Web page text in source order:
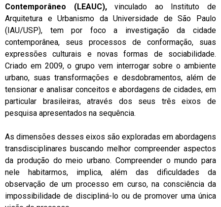
Contemporâneo (LEAUC),vinculado ao Instituto de
Arquitetura e Urbanismo da Universidade de São Paulo
(IAU/USP), tem por foco a investigação da cidade
contemporânea, seus processos de conformação, suas
expressões culturais e novas formas de sociabilidade.
Criado em 2009, o grupo vem interrogar sobre o ambiente
urbano, suas transformações e desdobramentos, além de
tensionar e analisar conceitos e abordagens de cidades, em
particular brasileiras, através dos seus três eixos de
pesquisa apresentados na sequência.
As dimensões desses eixos são exploradas em abordagens
transdisciplinares buscando melhor compreender aspectos
da produção do meio urbano. Compreender o mundo para
nele habitarmos, implica, além das dificuldades da
observação de um processo em curso, na consciência da
impossibilidade de discipliná-lo ou de promover uma única